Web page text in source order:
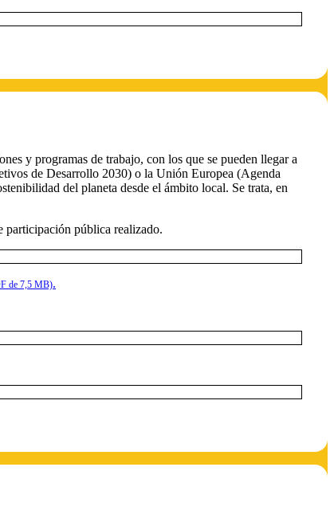
y programas de trabajo, con los que se pueden llegar a
de Desarrollo 2030) o la Unión Europea (Agenda
del planeta desde el ámbito local. Se trata, en
participación pública realizado.
de 7,5 MB).